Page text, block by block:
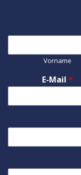
Vorname
E-Mail *